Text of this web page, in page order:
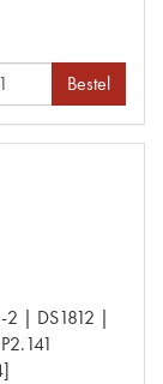
Bestel
2 | DS1812 |